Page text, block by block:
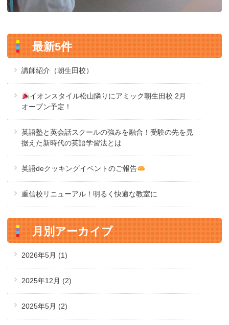
最新5件
講師紹介（朝生田校）
イオンスタイル松山隣りにアミック朝生田校 2月
オープン予定！
英語塾と英会話スクールの強みを融合！受験の先を見
据えた新時代の英語学習法とは
英語deクッキングイベントのご報告
重信校リニューアル！明るく快適な教室に
月別アーカイブ
2026年5月 (1)
2025年12月 (2)
2025年5月 (2)